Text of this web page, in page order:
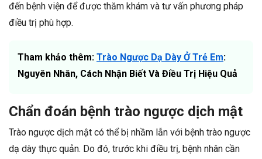
đến bệnh viện để được thăm khám và tư vấn phương pháp
điều trị phù hợp.
Tham khảo thêm: Trào Ngược Dạ Dày Ở Trẻ Em:
Nguyên Nhân, Cách Nhận Biết Và Điều Trị Hiệu Quả
Chẩn đoán bệnh trào ngược dịch mật
Trào ngược dịch mật có thể bị nhầm lẫn với bệnh trào ngược
dạ dày thực quản. Do đó, trước khi điều trị, bệnh nhân cần